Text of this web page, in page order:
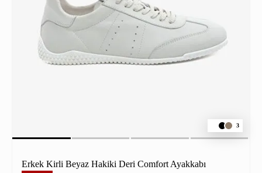
3
Erkek Kirli Beyaz Hakiki Deri Comfort Ayakkabı